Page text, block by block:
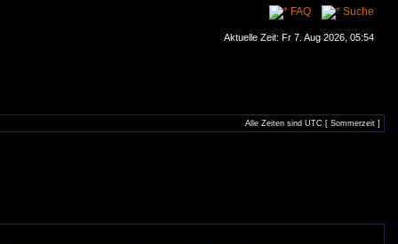
FAQ Suche
Aktuelle Zeit: Fr 7. Aug 2026, 05:54
Alle Zeiten sind UTC [ Sommerzeit ]